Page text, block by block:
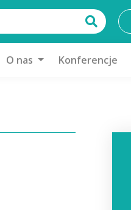
O nas Konferencje